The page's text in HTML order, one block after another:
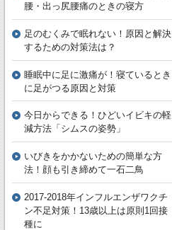
腰・出っ尻腰痛のときの寝方
足のむくみで眠れない！原因と解決
するための対策法は？
睡眠中に足に激痛が！寝ているとき
に足がつる原因と対策
今日からできる！ひどいイビキの軽
減方法「シムスの姿勢」
いびきをかかないための簡単な方
法！顔も引き締めて一石二鳥
2017-2018年インフルエンザワクチ
ン不足対策！13歳以上は原則1回接
種に